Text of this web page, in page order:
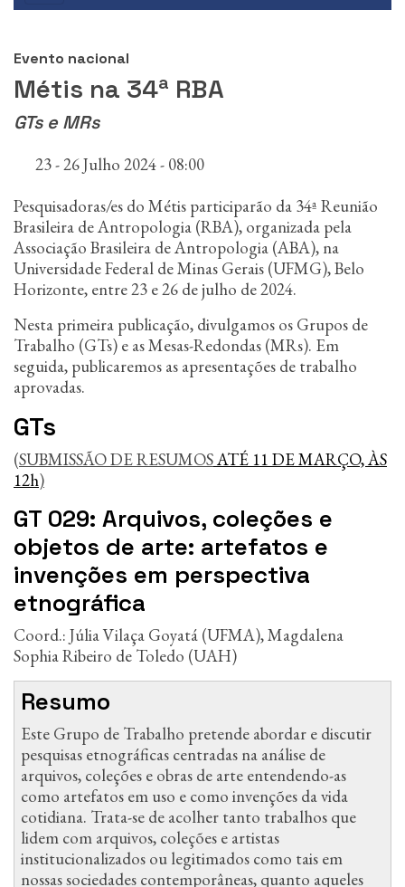
PRINCIPAL
Evento nacional
Métis na 34ª RBA
GTs e MRs
23 - 26 Julho 2024 - 08:00
Pesquisadoras/es do Métis participarão da 34ª Reunião
Brasileira de Antropologia (RBA), organizada pela
Associação Brasileira de Antropologia (ABA), na
Universidade Federal de Minas Gerais (UFMG), Belo
Horizonte, entre 23 e 26 de julho de 2024.
Nesta primeira publicação, divulgamos os Grupos de
Trabalho (GTs) e as Mesas-Redondas (MRs). Em
seguida, publicaremos as apresentações de trabalho
aprovadas.
GTs
(SUBMISSÃO DE RESUMOSATÉ 11 DE MARÇO, ÀS
12h)
GT 029: Arquivos, coleções e
objetos de arte: artefatos e
invenções em perspectiva
etnográfica
Coord.: Júlia Vilaça Goyatá (UFMA), Magdalena
Sophia Ribeiro de Toledo (UAH)
Resumo
Este Grupo de Trabalho pretende abordar e discutir
pesquisas etnográficas centradas na análise de
arquivos, coleções e obras de arte entendendo-as
como artefatos em uso e como invenções da vida
cotidiana. Trata-se de acolher tanto trabalhos que
lidem com arquivos, coleções e artistas
institucionalizados ou legitimados como tais em
nossas sociedades contemporâneas, quanto aqueles